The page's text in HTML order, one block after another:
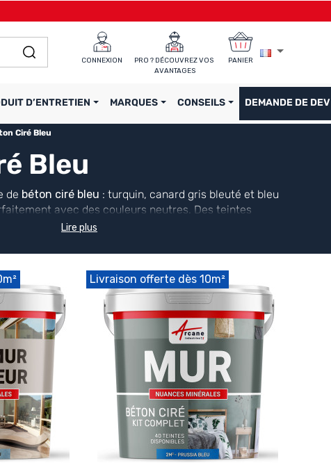
CONNEXION
PRO ? DÉCOUVREZ VOS
AVANTAGES
PANIER
D’ENTRETIEN MARQUES CONSEILS DEMANDE DE
Ciré Bleu
Bleu
de béton ciré bleu : turquin, canard gris bleuté et bleu
avec des couleurs neutres. Des teintes
sols, murs et terrasses avec une finition moderne et
Lire plus
Livraison offerte dès 10m²